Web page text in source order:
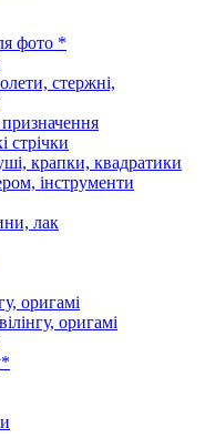
фото *
стержні,
призначення
стрічки
крапки, квадратики
інструменти
лак
оригамі
оригамі